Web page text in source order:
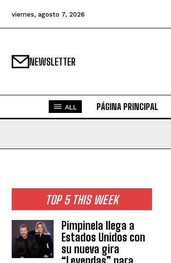
viernes, agosto 7, 2026
NEWSLETTER
ALL PÁGINA PRINCIPAL
TOP 5 THIS WEEK
Pimpinela llega a
Estados Unidos con
su nueva gira